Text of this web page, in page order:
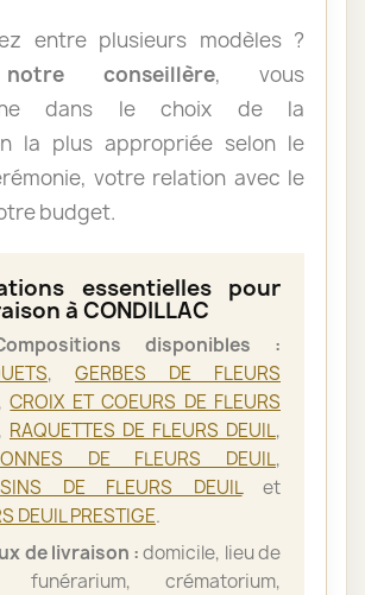
entre plusieurs modèles ?
conseillère, vous
dans le choix de la
la plus appropriée selon le
votre relation avec le
budget.
essentielles pour
à CONDILLAC
disponibles :
, GERBES DE FLEURS
,CROIX ET COEURS DE FLEURS
, RAQUETTES DE FLEURS DEUIL,
DE FLEURS DEUIL,
DE FLEURS DEUILet
DEUIL PRESTIGE.
de livraison :domicile, lieu de
funérarium, crématorium,